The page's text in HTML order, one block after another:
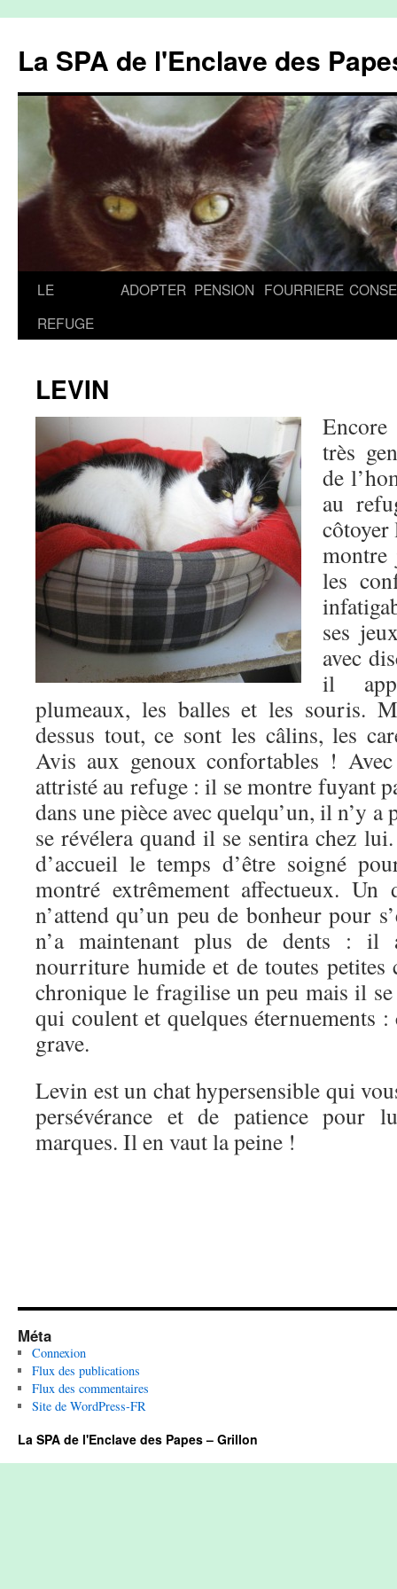
La SPA de l'Enclave des
Aller
LE
REFUGE
ADOPTER PENSION FOURRIERE
LEVIN
très
de
au
côtoyer
les
ses
avec
il
plumeaux, les balles et les souris.
dessus tout, ce sont les câlins, les
Avis aux genoux confortables !
attristé au refuge : il se montre fuyant
dans une pièce avec quelqu’un, il n’y
se révélera quand il se sentira chez
d’accueil le temps d’être soigné
montré extrêmement affectueux.
n’attend qu’un peu de bonheur pour
n’a maintenant plus de dents : il
nourriture humide et de toutes petites
chronique le fragilise un peu mais il
qui coulent et quelques éternuements :
grave.
Levin est un chat hypersensible qui
persévérance et de patience pour
marques. Il en vaut la peine !
Méta
Connexion
Flux des publications
Flux des commentaires
Site de WordPress-FR
La SPA de l'Enclave des Papes – Grillon